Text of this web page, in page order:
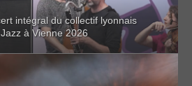
intégral du collectif lyonnais
à Vienne 2026